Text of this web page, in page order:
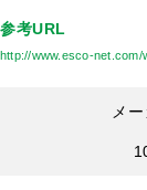
参考URL
http://www.esco-net.com/
メ